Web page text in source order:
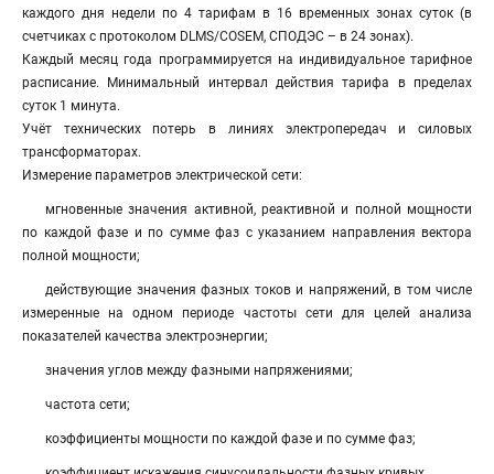
каждого дня недели по 4 тарифам в 16 временных зонах суток (в
счетчиках с протоколом DLMS/COSEM, СПОДЭС – в 24 зонах).
Каждый месяц года программируется на индивидуальное тарифное
расписание. Минимальный интервал действия тарифа в пределах
суток 1 минута.
Учёт технических потерь в линиях электропередач и силовых
трансформаторах.
Измерение параметров электрической сети:
мгновенные значения активной, реактивной и полной мощности
по каждой фазе и по сумме фаз с указанием направления вектора
полной мощности;
действующие значения фазных токов и напряжений, в том числе
измеренные на одном периоде частоты сети для целей анализа
показателей качества электроэнергии;
значения углов между фазными напряжениями;
частота сети;
коэффициенты мощности по каждой фазе и по сумме фаз;